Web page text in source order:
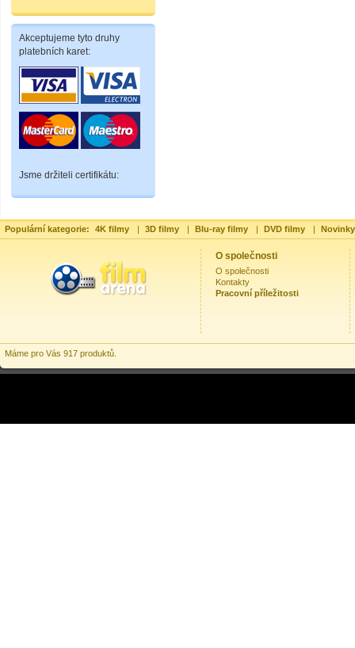
Akceptujeme tyto druhy
platebních karet:
Jsme držiteli certifikátu:
Populární kategorie: 4K filmy | 3D filmy | Blu-ray filmy | DVD filmy |
O společnosti
O společnosti
Kontakty
Pracovní příležitosti
Máme pro Vás 917 produktů.